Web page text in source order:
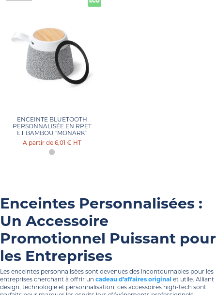
ENCEINTE BLUETOOTH
PERSONNALISÉE EN RPET
ET BAMBOU "MONARK"
6,01 € HT
Enceintes Personnalisées :
Un Accessoire
Promotionnel Puissant pour
les Entreprises
Les enceintes personnalisées sont devenues des incontournables pour les
entreprises cherchant à offrir un cadeau d’affaires original et utile. Alliant
design, technologie et personnalisation, ces accessoires high-tech sont